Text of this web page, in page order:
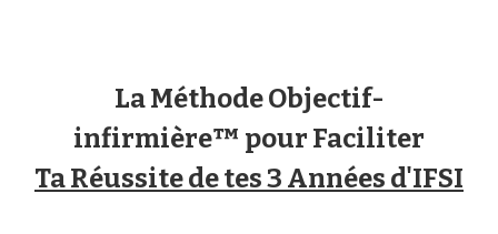
La Méthode Objectif-
infirmière™ pour Faciliter
Ta Réussite de tes 3 Années d'IFSI